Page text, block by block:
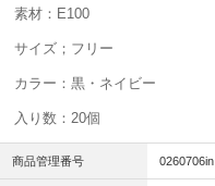
素材：E100
サイズ；フリー
カラー：黒・ネイビー
入り数：20個
商品管理番号 0260706in